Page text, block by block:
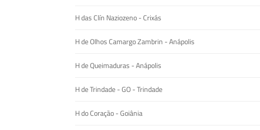
H das Clín Naziozeno - Crixás
H de Olhos Camargo Zambrin - Anápolis
H de Queimaduras - Anápolis
H de Trindade - GO - Trindade
H do Coração - Goiânia